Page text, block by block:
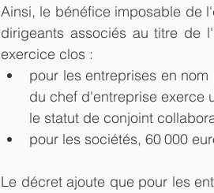
Ainsi, le bénéfice imposable de
dirigeants associés au titre de
exercice clos :
pour les entreprises en
du chef d'entreprise exerce
le statut de conjoint
pour les sociétés, 60 000
Le décret ajoute que pour les